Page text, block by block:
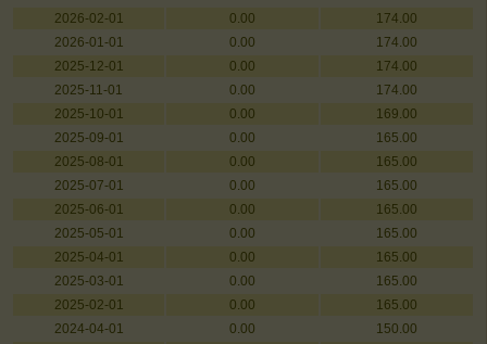
2026-02-01
0.00
174.00
2026-01-01
0.00
174.00
2025-12-01
0.00
174.00
2025-11-01
0.00
174.00
2025-10-01
0.00
169.00
2025-09-01
0.00
165.00
2025-08-01
0.00
165.00
2025-07-01
0.00
165.00
2025-06-01
0.00
165.00
2025-05-01
0.00
165.00
2025-04-01
0.00
165.00
2025-03-01
0.00
165.00
2025-02-01
0.00
165.00
2024-04-01
0.00
150.00